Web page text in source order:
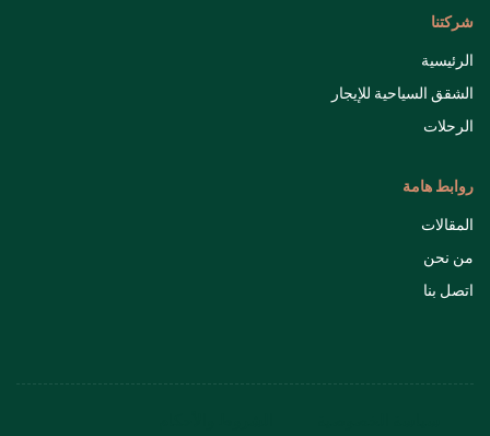
شركتنا
الرئيسية
الشقق السياحية للإيجار
الرحلات
روابط هامة
المقالات
من نحن
اتصل بنا